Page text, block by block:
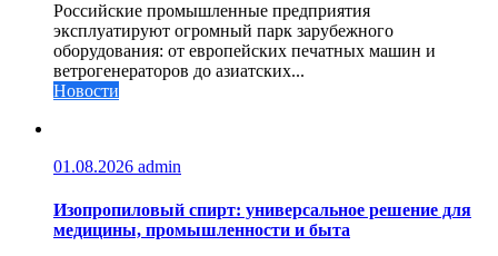
Российские промышленные предприятия
эксплуатируют огромный парк зарубежного
оборудования: от европейских печатных машин и
ветрогенераторов до азиатских...
Новости
01.08.2026 admin
Изопропиловый спирт: универсальное решение для
медицины, промышленности и быта